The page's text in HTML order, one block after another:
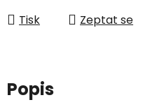
Tisk Zeptat se
Popis